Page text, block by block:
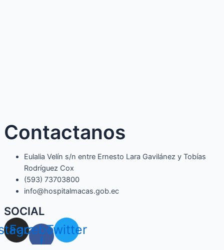
Contactanos
Eulalia Velín s/n entre Ernesto Lara Gavilánez y Tobías
Rodríguez Cox
(593) 73703800​
info@hospitalmacas.gob.ec
SOCIAL
Facebook-
f
Twitter